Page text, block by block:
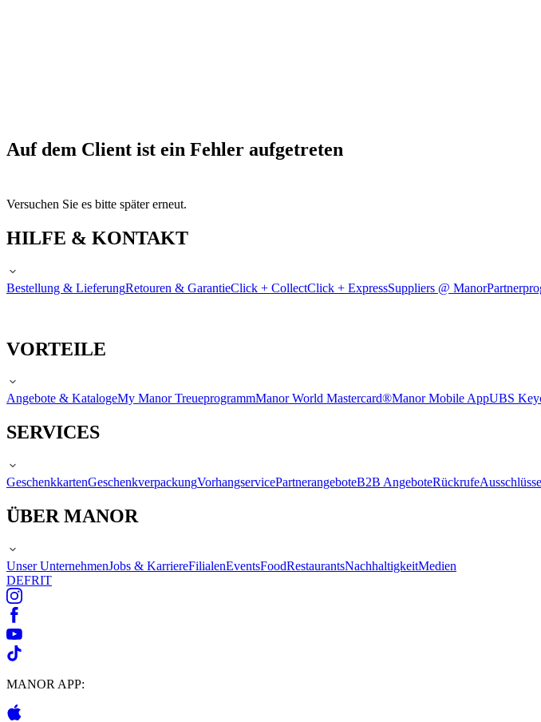
Auf dem Client ist ein Fehler aufgetreten
Versuchen Sie es bitte später erneut.
HILFE & KONTAKT
Bestellung & LieferungRetouren & GarantieClick + CollectClick + ExpressSuppliers @ Manor
VORTEILE
Angebote & KatalogeMy Manor TreueprogrammManor World Mastercard®Manor Mobile AppUBS
SERVICES
GeschenkkartenGeschenkverpackungVorhangservicePartnerangeboteB2B AngeboteRückrufeAusschlüsse
ÜBER MANOR
Unser UnternehmenJobs & KarriereFilialenEventsFoodRestaurantsNachhaltigkeitMedien
DEFRIT
MANOR APP: